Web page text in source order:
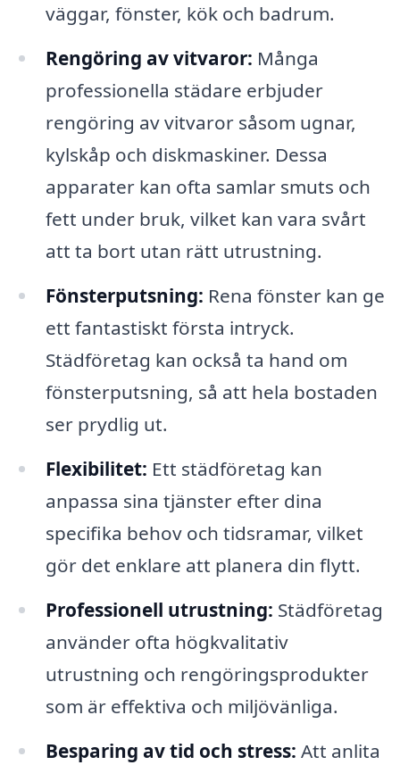
väggar, fönster, kök och badrum.
Rengöring av vitvaror: Många
professionella städare erbjuder
rengöring av vitvaror såsom ugnar,
kylskåp och diskmaskiner. Dessa
apparater kan ofta samlar smuts och
fett under bruk, vilket kan vara svårt
att ta bort utan rätt utrustning.
Fönsterputsning: Rena fönster kan ge
ett fantastiskt första intryck.
Städföretag kan också ta hand om
fönsterputsning, så att hela bostaden
ser prydlig ut.
Flexibilitet: Ett städföretag kan
anpassa sina tjänster efter dina
specifika behov och tidsramar, vilket
gör det enklare att planera din flytt.
Professionell utrustning: Städföretag
använder ofta högkvalitativ
utrustning och rengöringsprodukter
som är effektiva och miljövänliga.
Besparing av tid och stress: Att anlita